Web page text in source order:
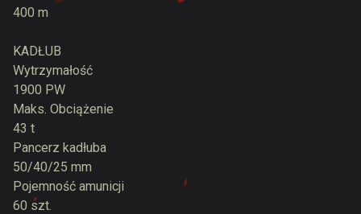
400 m
KADŁUB
Wytrzymałość
1900 PW
Maks. Obciążenie
43 t
Pancerz kadłuba
50/40/25 mm
Pojemność amunicji
60 szt.